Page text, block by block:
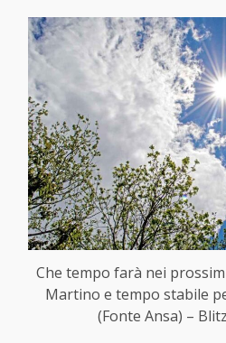
Che tempo farà nei
Martino e tempo stabile
(Fonte Ansa) –